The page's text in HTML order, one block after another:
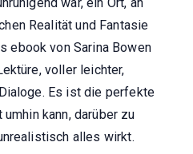
Realität und Fantasie
ebook von Sarina Bowen
voller leichter,
Es ist die perfekte
kann, darüber zu
alles wirkt.